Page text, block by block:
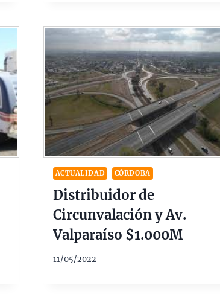
ACTUALIDAD CÓRDOBA
Distribuidor de
Circunvalación y Av.
Valparaíso $1.000M
11/05/2022